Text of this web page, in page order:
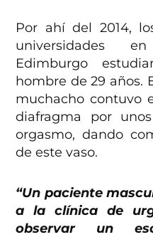
Por ahí del 2014,
universidades
Edimburgo
hombre de 29 años.
muchacho contuvo
diafragma por
orgasmo, dando
de este vaso.
“Un paciente
a la clínica de
observar un